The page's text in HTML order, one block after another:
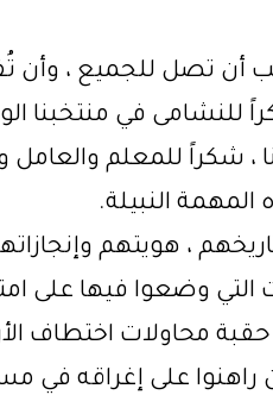
أن تصل للجميع ، وأن
للنشامى في منتخبنا
شكراً للمعلم والعامل
المهمة النبيلة.
، هويتهم
التي وضعوا فيها على
حقبة محاولات اختطاف
راهنوا على إغراقه في